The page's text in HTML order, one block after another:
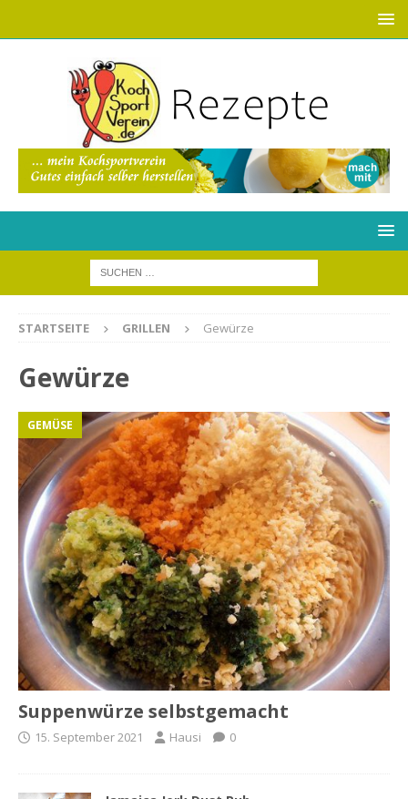
STARTSEITE GRILLEN Gewürze
Gewürze
GEMÜSE
Suppenwürze selbstgemacht
15. September 2021 Hausi 0